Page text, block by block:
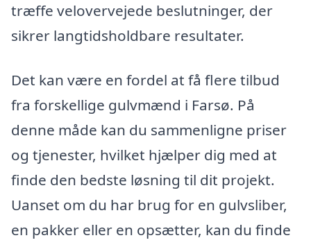
træffe velovervejede beslutninger, der
sikrer langtidsholdbare resultater.
Det kan være en fordel at få flere tilbud
fra forskellige gulvmænd i Farsø. På
denne måde kan du sammenligne priser
og tjenester, hvilket hjælper dig med at
finde den bedste løsning til dit projekt.
Uanset om du har brug for en gulvsliber,
en pakker eller en opsætter, kan du finde